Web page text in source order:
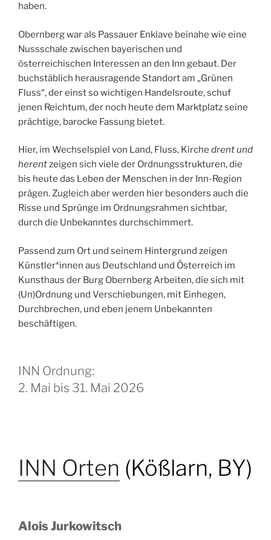
haben.
Obernberg war als Passauer Enklave beinahe wie eine
Nussschale zwischen bayerischen und
österreichischen Interessen an den Inn gebaut. Der
buchstäblich herausragende Standort am „Grünen
Fluss“, der einst so wichtigen Handelsroute, schuf
jenen Reichtum, der noch heute dem Marktplatz seine
prächtige, barocke Fassung bietet.
Hier, im Wechselspiel von Land, Fluss, Kirche drent und
herentzeigen sich viele der Ordnungsstrukturen, die
bis heute das Leben der Menschen in der Inn-Region
prägen. Zugleich aber werden hier besonders auch die
Risse und Sprünge im Ordnungsrahmen sichtbar,
durch die Unbekanntes durchschimmert.
Passend zum Ort und seinem Hintergrund zeigen
Künstler*innen aus Deutschland und Österreich im
Kunsthaus der Burg Obernberg Arbeiten, die sich mit
(Un)Ordnung und Verschiebungen, mit Einhegen,
Durchbrechen, und eben jenem Unbekannten
beschäftigen.
INN Ordnung:
2. Mai bis 31. Mai 2026
INN Orten (Kößlarn, BY)
Alois Jurkowitsch